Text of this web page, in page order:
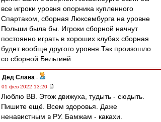
все игроки уровня опорника купленного
Спартаком, сборная Люксембурга на уровне
Польши была бы. Игроки сборной начнут
постоянно играть в хороших клубах сборная
будет вообще другого уровня.Так произошло
со сборной Бельгией.
Дед Слава -
01 фев 2022 13:20
Люблю ВВ. Этож движуха, тудыть - сюдыть.
Пишите ещё. Всем здоровья. Даже
ненавистным в РУ. Бамжам - какахи.